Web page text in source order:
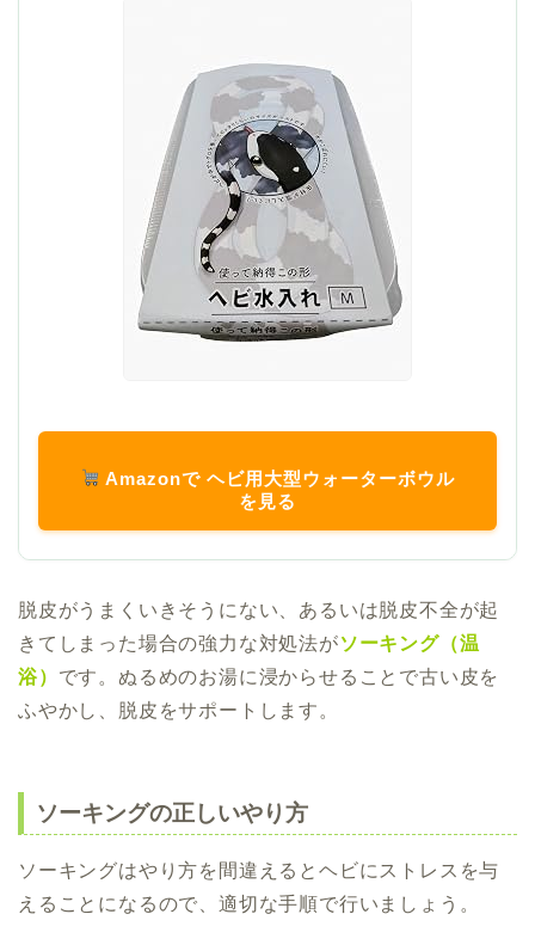
Amazonで ヘビ用大型ウォーターボウル
を見る
脱皮がうまくいきそうにない、あるいは脱皮不全が起
きてしまった場合の強力な対処法がソーキング（温
浴） です。ぬるめのお湯に浸からせることで古い皮を
ふやかし、脱皮をサポートします。
ソーキングの正しいやり方
ソーキングはやり方を間違えるとヘビにストレスを与
えることになるので、適切な手順で行いましょう。